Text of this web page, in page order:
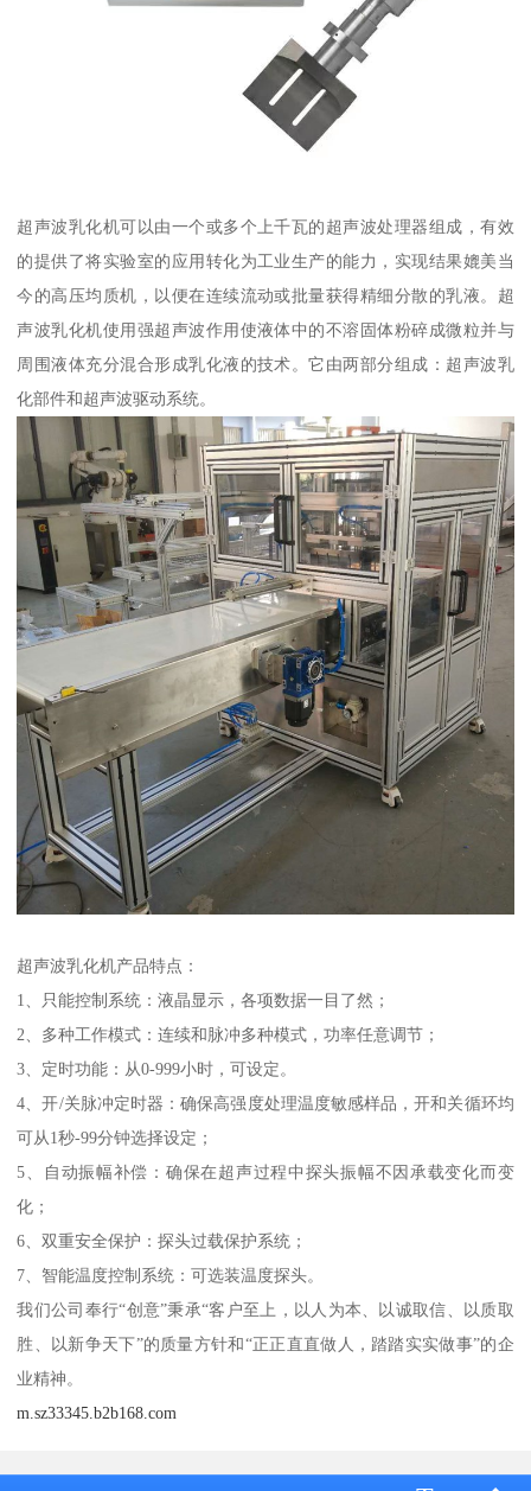
超声波乳化机可以由一个或多个上千瓦的超声波处理器组成，有效
的提供了将实验室的应用转化为工业生产的能力，实现结果媲美当
今的高压均质机，以便在连续流动或批量获得精细分散的乳液。超
声波乳化机使用强超声波作用使液体中的不溶固体粉碎成微粒并与
周围液体充分混合形成乳化液的技术。它由两部分组成：超声波乳
化部件和超声波驱动系统。
超声波乳化机产品特点：
1、只能控制系统：液晶显示，各项数据一目了然；
2、多种工作模式：连续和脉冲多种模式，功率任意调节；
3、定时功能：从0-999小时，可设定。
4、开/关脉冲定时器：确保高强度处理温度敏感样品，开和关循环均
可从1秒-99分钟选择设定；
5、自动振幅补偿：确保在超声过程中探头振幅不因承载变化而变
化；
6、双重安全保护：探头过载保护系统；
7、智能温度控制系统：可选装温度探头。
我们公司奉行“创意”秉承“客户至上，以人为本、以诚取信、以质取
胜、以新争天下”的质量方针和“正正直直做人，踏踏实实做事”的企
业精神。
m.sz33345.b2b168.com